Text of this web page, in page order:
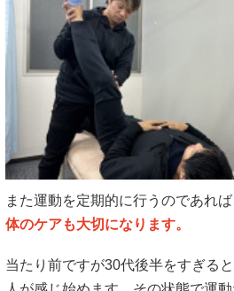
また運動を定期的に行うのであれば
体のケアも大切になります。
当たり前ですが30代後半をすぎる